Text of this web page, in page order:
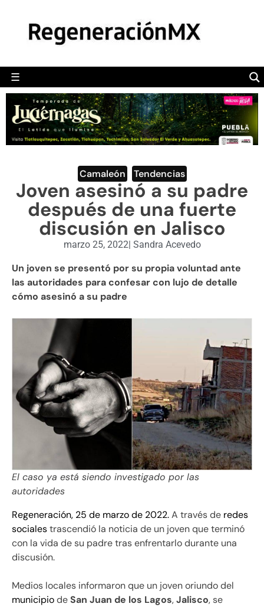
☰
POLÍTICA
CAMALEÓN
OPINIÓN
DEPORTES
ENGLISH SECTION
VIDEOS
Camaleón Tendencias
Joven asesinó a su padre
después de una fuerte
discusión en Jalisco
marzo 25, 2022| Sandra Acevedo
Un joven se presentó por su propia voluntad ante
las autoridades para confesar con lujo de detalle
cómo asesinó a su padre
El caso ya está siendo investigado por las
autoridades
Regeneración, 25 de marzo de 2022.A través de redes
socialestrascendió la noticia de un joven que terminó
con la vida de su padre tras enfrentarlo durante una
discusión.
Medios locales informaron que un joven oriundo del
municipiodeSan Juan de los Lagos,Jalisco, se